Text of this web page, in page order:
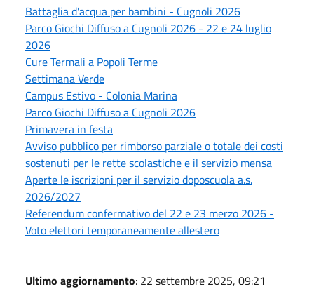
Battaglia d'acqua per bambini - Cugnoli 2026
Parco Giochi Diffuso a Cugnoli 2026 - 22 e 24 luglio
2026
Cure Termali a Popoli Terme
Settimana Verde
Campus Estivo - Colonia Marina
Parco Giochi Diffuso a Cugnoli 2026
Primavera in festa
Avviso pubblico per rimborso parziale o totale dei costi
sostenuti per le rette scolastiche e il servizio mensa
Aperte le iscrizioni per il servizio doposcuola a.s.
2026/2027
Referendum confermativo del 22 e 23 merzo 2026 -
Voto elettori temporaneamente allestero
Ultimo aggiornamento: 22 settembre 2025, 09:21